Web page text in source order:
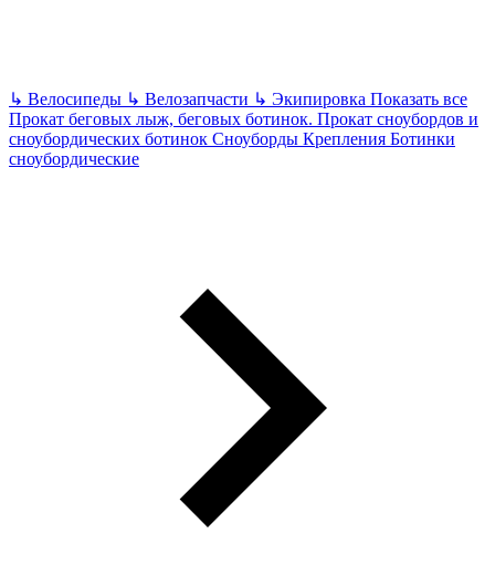
↳ Велосипеды ↳ Велозапчасти ↳ Экипировка Показать все
Прокат беговых лыж, беговых ботинок. Прокат сноубордов и
сноубордических ботинок Сноуборды Крепления Ботинки
сноубордические